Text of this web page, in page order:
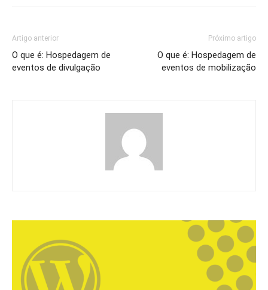
Artigo anterior
O que é: Hospedagem de
eventos de divulgação
Próximo artigo
O que é: Hospedagem de
eventos de mobilização